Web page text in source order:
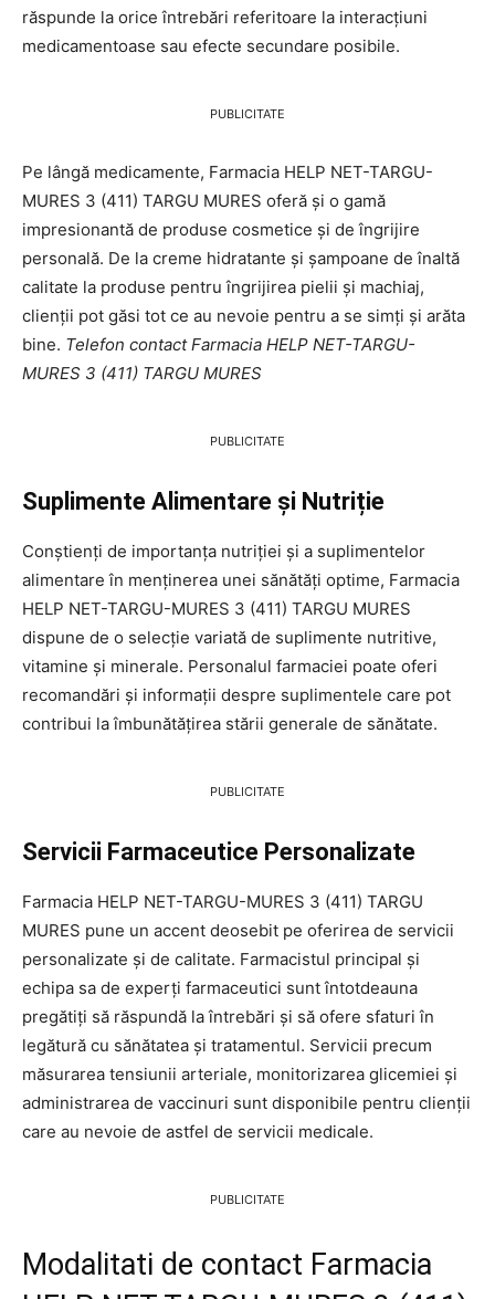
răspunde la orice întrebări referitoare la interacțiuni
medicamentoase sau efecte secundare posibile.
PUBLICITATE
Pe lângă medicamente, Farmacia HELP NET-TARGU-
MURES 3 (411) TARGU MURES oferă și o gamă
impresionantă de produse cosmetice și de îngrijire
personală. De la creme hidratante și șampoane de înaltă
calitate la produse pentru îngrijirea pielii și machiaj,
clienții pot găsi tot ce au nevoie pentru a se simți și arăta
bine. Telefon contact Farmacia HELP NET-TARGU-
MURES 3 (411) TARGU MURES
PUBLICITATE
Suplimente Alimentare și Nutriție
Conștienți de importanța nutriției și a suplimentelor
alimentare în menținerea unei sănătăți optime, Farmacia
HELP NET-TARGU-MURES 3 (411) TARGU MURES
dispune de o selecție variată de suplimente nutritive,
vitamine și minerale. Personalul farmaciei poate oferi
recomandări și informații despre suplimentele care pot
contribui la îmbunătățirea stării generale de sănătate.
PUBLICITATE
Servicii Farmaceutice Personalizate
Farmacia HELP NET-TARGU-MURES 3 (411) TARGU
MURES pune un accent deosebit pe oferirea de servicii
personalizate și de calitate. Farmacistul principal și
echipa sa de experți farmaceutici sunt întotdeauna
pregătiți să răspundă la întrebări și să ofere sfaturi în
legătură cu sănătatea și tratamentul. Servicii precum
măsurarea tensiunii arteriale, monitorizarea glicemiei și
administrarea de vaccinuri sunt disponibile pentru clienții
care au nevoie de astfel de servicii medicale.
PUBLICITATE
Modalitati de contact Farmacia